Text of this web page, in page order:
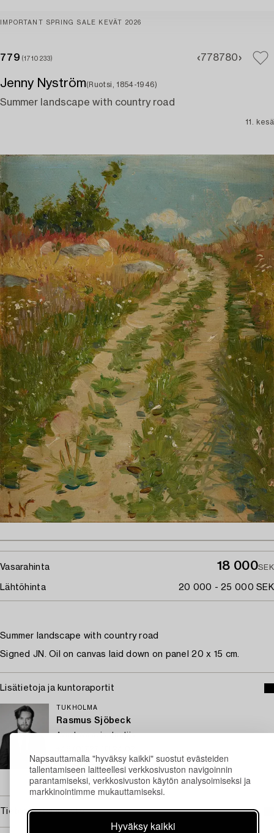
Napsauttamalla "hyväksy kaikki" suostut evästeiden
tallentamiseen laitteellesi verkkosivuston navigoinnin
parantamiseksi, verkkosivuston käytön analysoimiseksi ja
markkinointimme mukauttamiseksi.
Hyväksy kaikki
IMPORTANT SPRING SALE KEVÄT 2026
779 (1710233) 778780
Jenny Nyström(Ruotsi, 1854-1946)
Summer landscape with country road
11. kesä
Vasarahinta 18 000SEK
Lähtöhinta 20 000 - 25 000 SEK
Summer landscape with country road
Signed JN. Oil on canvas laid down on panel 20 x 15 cm.
Lisätietoja ja kuntoraportit
TUKHOLMA
Rasmus Sjöbeck
Avustava asiantuntija
Sähköposti
→ Kysyttyjä esineitä
Tietoa ostamisesta